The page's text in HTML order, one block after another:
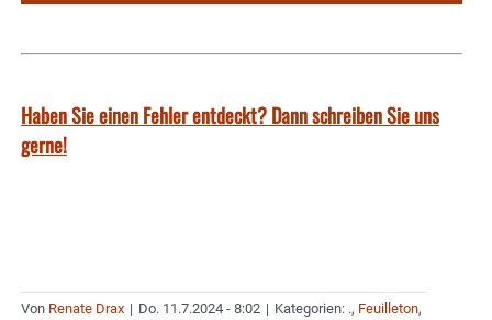
Haben Sie einen Fehler entdeckt? Dann schreiben Sie uns
gerne!
Von Renate Drax | Do. 11.7.2024 - 8:02 | Kategorien: ., Feuilleton,